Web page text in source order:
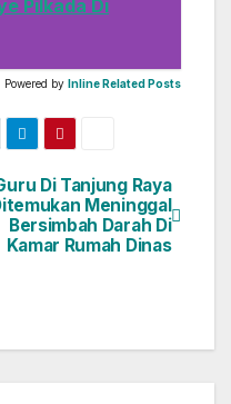
Pilkada Di
Powered by Inline Related Posts
Di Tanjung Raya
Meninggal
Bersimbah Darah Di
Kamar Rumah Dinas